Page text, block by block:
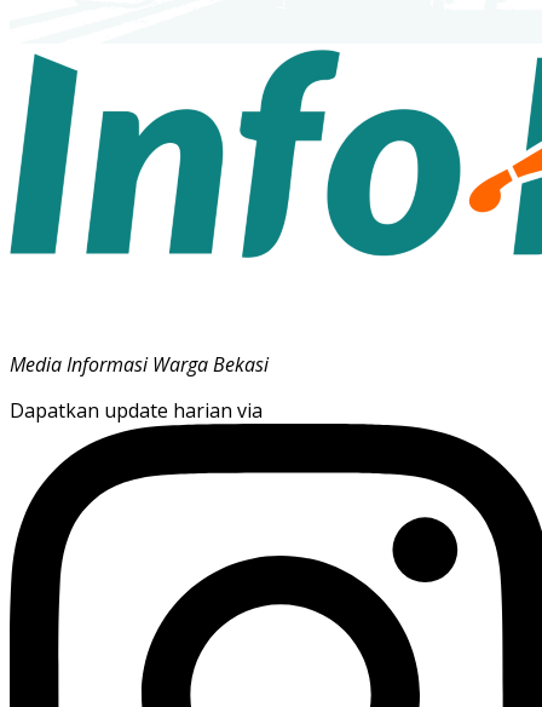
Media Informasi Warga Bekasi
Dapatkan update harian via